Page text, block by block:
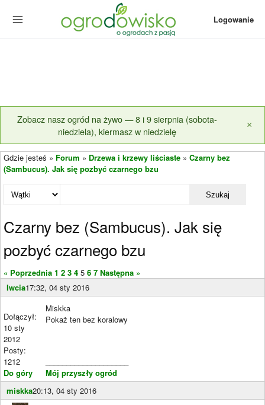
Logowanie
Zobacz nasz ogród na żywo — 8 i 9 sierpnia (sobota-
niedziela), kiermasz w niedzielę
×
Gdzie jesteś » Forum » Drzewa i krzewy liściaste » Czarny bez
(Sambucus). Jak się pozbyć czarnego bzu
Szukaj
Czarny bez (Sambucus). Jak się
pozbyć czarnego bzu
« Poprzednia 1 2 3 4 5 6 7 Następna »
Iwcia17:32, 04 sty 2016
Dołączył:
10 sty
2012
Posty:
1212
Do góry
Miskka
Pokaż ten bez koralowy
Mój przyszły ogród
miskka20:13, 04 sty 2016